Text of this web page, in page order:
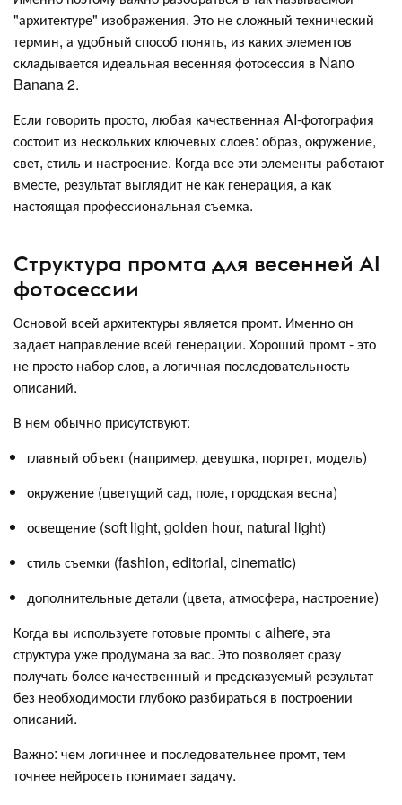
"архитектуре" изображения. Это не сложный технический
термин, а удобный способ понять, из каких элементов
складывается идеальная весенняя фотосессия в Nano
Banana 2.
Если говорить просто, любая качественная AI-фотография
состоит из нескольких ключевых слоев: образ, окружение,
свет, стиль и настроение. Когда все эти элементы работают
вместе, результат выглядит не как генерация, а как
настоящая профессиональная съемка.
Структура промта для весенней AI
фотосессии
Основой всей архитектуры является промт. Именно он
задает направление всей генерации. Хороший промт - это
не просто набор слов, а логичная последовательность
описаний.
В нем обычно присутствуют:
главный объект (например, девушка, портрет, модель)
окружение (цветущий сад, поле, городская весна)
освещение (soft light, golden hour, natural light)
стиль съемки (fashion, editorial, cinematic)
дополнительные детали (цвета, атмосфера, настроение)
Когда вы используете готовые промты с aihere, эта
структура уже продумана за вас. Это позволяет сразу
получать более качественный и предсказуемый результат
без необходимости глубоко разбираться в построении
описаний.
Важно: чем логичнее и последовательнее промт, тем
точнее нейросеть понимает задачу.